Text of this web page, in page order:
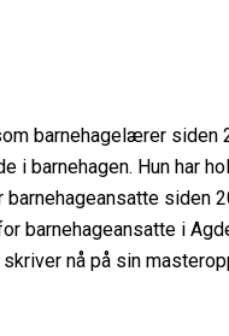
barnehagelærer
i barnehagen. Hun har
siden
barnehageansatte i
nå på sin